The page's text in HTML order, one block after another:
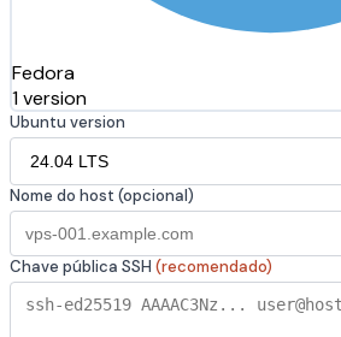
Fedora
1 version
Ubuntu version
Nome do host (opcional)
Chave pública SSH (recomendado)